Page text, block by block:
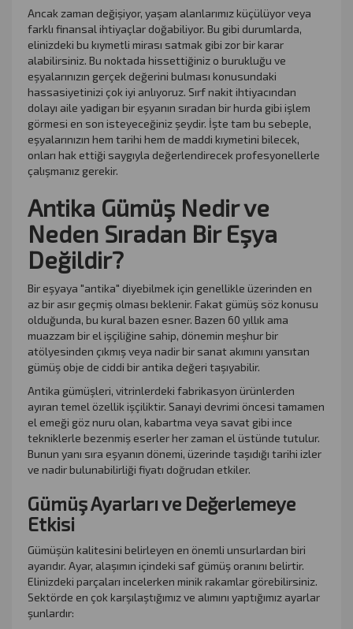
Ancak zaman değişiyor, yaşam alanlarımız küçülüyor veya
farklı finansal ihtiyaçlar doğabiliyor. Bu gibi durumlarda,
elinizdeki bu kıymetli mirası satmak gibi zor bir karar
alabilirsiniz. Bu noktada hissettiğiniz o burukluğu ve
eşyalarınızın gerçek değerini bulması konusundaki
hassasiyetinizi çok iyi anlıyoruz. Sırf nakit ihtiyacından
dolayı aile yadigarı bir eşyanın sıradan bir hurda gibi işlem
görmesi en son isteyeceğiniz şeydir. İşte tam bu sebeple,
eşyalarınızın hem tarihi hem de maddi kıymetini bilecek,
onları hak ettiği saygıyla değerlendirecek profesyonellerle
çalışmanız gerekir.
Antika Gümüş Nedir ve
Neden Sıradan Bir Eşya
Değildir?
Bir eşyaya "antika" diyebilmek için genellikle üzerinden en
az bir asır geçmiş olması beklenir. Fakat gümüş söz konusu
olduğunda, bu kural bazen esner. Bazen 60 yıllık ama
muazzam bir el işçiliğine sahip, dönemin meşhur bir
atölyesinden çıkmış veya nadir bir sanat akımını yansıtan
gümüş obje de ciddi bir antika değeri taşıyabilir.
Antika gümüşleri, vitrinlerdeki fabrikasyon ürünlerden
ayıran temel özellik işçiliktir. Sanayi devrimi öncesi tamamen
el emeği göz nuru olan, kabartma veya savat gibi ince
tekniklerle bezenmiş eserler her zaman el üstünde tutulur.
Bunun yanı sıra eşyanın dönemi, üzerinde taşıdığı tarihi izler
ve nadir bulunabilirliği fiyatı doğrudan etkiler.
Gümüş Ayarları ve Değerlemeye
Etkisi
Gümüşün kalitesini belirleyen en önemli unsurlardan biri
ayarıdır. Ayar, alaşımın içindeki saf gümüş oranını belirtir.
Elinizdeki parçaları incelerken minik rakamlar görebilirsiniz.
Sektörde en çok karşılaştığımız ve alımını yaptığımız ayarlar
şunlardır: